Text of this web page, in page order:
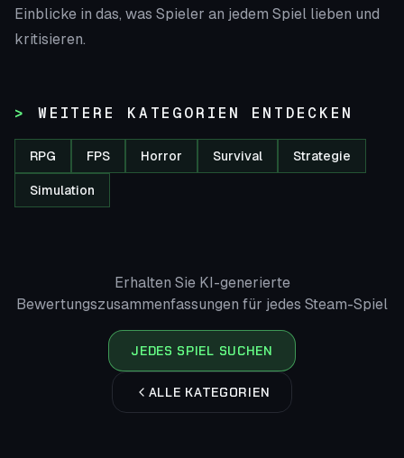
Einblicke in das, was Spieler an jedem Spiel lieben und
kritisieren.
WEITERE KATEGORIEN ENTDECKEN
RPG FPS Horror Survival Strategie
Simulation
Erhalten Sie KI-generierte
Bewertungszusammenfassungen für jedes Steam-Spiel
JEDES SPIEL SUCHEN
ALLE KATEGORIEN